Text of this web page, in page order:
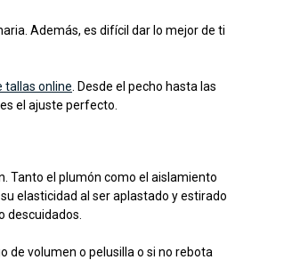
Además, es difícil dar lo mejor de ti
tallas online . Desde el pecho hasta las
el ajuste perfecto.
Tanto el plumón como el aislamiento
elasticidad al ser aplastado y estirado
descuidados.
de volumen o pelusilla o si no rebota